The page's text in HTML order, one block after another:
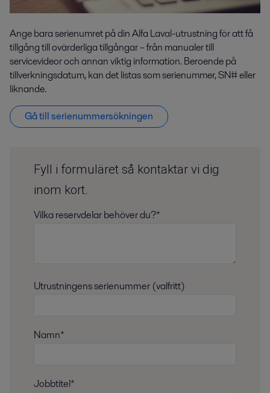
Ange bara serienumret på din Alfa Laval-utrustning för att få
tillgång till ovärderliga tillgångar – från manualer till
servicevideor och annan viktig information. Beroende på
tillverkningsdatum, kan det listas som serienummer, SN# eller
liknande.
Gå till serienummersökningen
Fyll i formuläret så kontaktar vi dig
inom kort.
Vilka reservdelar behöver du?*
Utrustningens serienummer (valfritt)
Namn*
Jobbtitel*